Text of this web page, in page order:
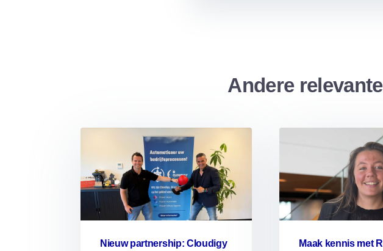
Andere
Nieuw partnership: Cloudigy
Maak kennis met